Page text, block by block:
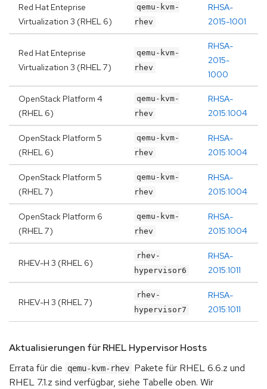
Red Hat Enteprise
Virtualization 3 (RHEL 6)
qemu-kvm-
rhev
RHSA-
2015-1001
Red Hat Enteprise
Virtualization 3 (RHEL 7)
qemu-kvm-
rhev
RHSA-
2015-
1000
OpenStack Platform 4
(RHEL 6)
qemu-kvm-
rhev
RHSA-
2015:1004
OpenStack Platform 5
(RHEL 6)
qemu-kvm-
rhev
RHSA-
2015:1004
OpenStack Platform 5
(RHEL 7)
qemu-kvm-
rhev
RHSA-
2015:1004
OpenStack Platform 6
(RHEL 7)
qemu-kvm-
rhev
RHSA-
2015:1004
RHEV-H 3 (RHEL 6)
rhev-
hypervisor6
RHSA-
2015:1011
RHEV-H 3 (RHEL 7)
rhev-
hypervisor7
RHSA-
2015:1011
Aktualisierungen für RHEL Hypervisor Hosts
Errata für die
qemu-kvm-rhev Pakete für RHEL 6.6.z und
RHEL 7.1.z sind verfügbar, siehe Tabelle oben. Wir